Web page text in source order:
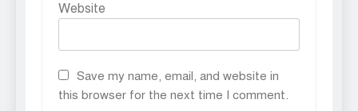
Website
Save my name, email, and website in
this browser for the next time I comment.